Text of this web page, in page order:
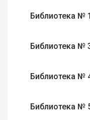
Библиотека № 1
Библиотека №
Библиотека №
Библиотека №